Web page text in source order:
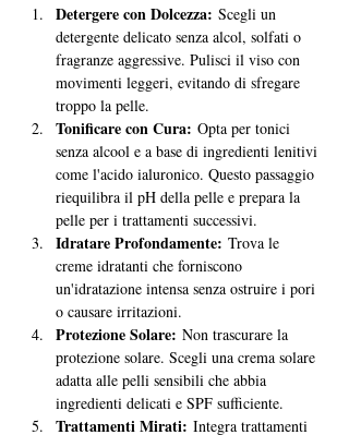
Detergere con Dolcezza: Scegli un
detergente delicato senza alcol, solfati o
fragranze aggressive. Pulisci il viso con
movimenti leggeri, evitando di sfregare
troppo la pelle.
Tonificare con Cura: Opta per tonici
senza alcool e a base di ingredienti lenitivi
come l'acido ialuronico. Questo passaggio
riequilibra il pH della pelle e prepara la
pelle per i trattamenti successivi.
Idratare Profondamente: Trova le
creme idratanti che forniscono
un'idratazione intensa senza ostruire i pori
o causare irritazioni.
Protezione Solare: Non trascurare la
protezione solare. Scegli una crema solare
adatta alle pelli sensibili che abbia
ingredienti delicati e SPF sufficiente.
Trattamenti Mirati: Integra trattamenti